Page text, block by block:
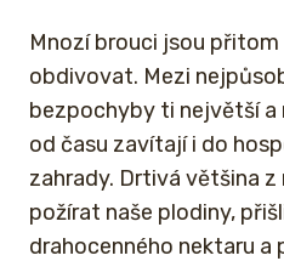
Mnozí brouci jsou přitom
obdivovat. Mezi
bezpochyby ti největší a
od času zavítají i do
zahrady. Drtivá většina z
požírat naše plodiny,
drahocenného nektaru a